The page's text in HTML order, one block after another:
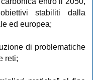
stabiliti dalla
ed europea;
di problematiche
reti;